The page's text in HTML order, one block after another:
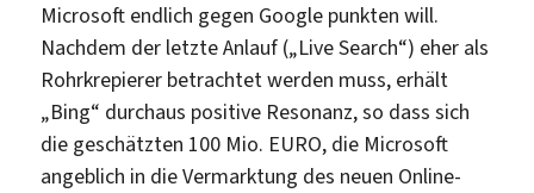
allem
falsch
gefragt
Microsoft endlich gegen Google punkten will.
Nachdem der letzte Anlauf („Live Search“) eher als
Rohrkrepierer betrachtet werden muss, erhält
„Bing“ durchaus positive Resonanz, so dass sich
die geschätzten 100 Mio. EURO, die Microsoft
angeblich in die Vermarktung des neuen Online-